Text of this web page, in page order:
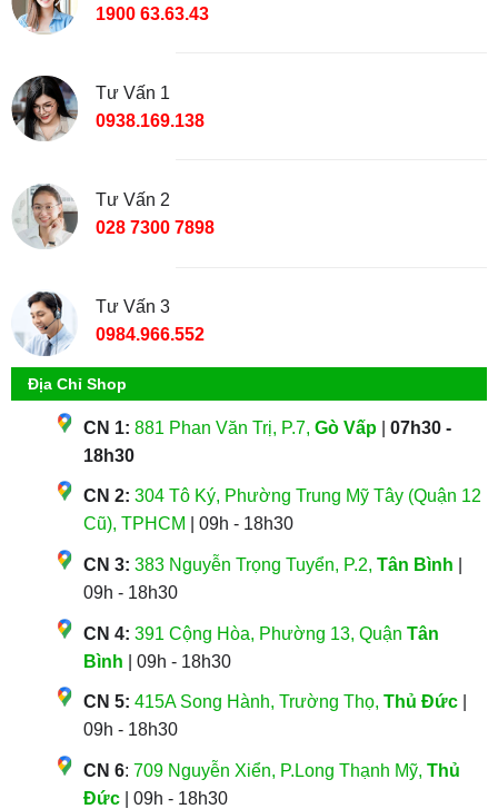
1900 63.63.43
Tư Vấn 1
0938.169.138
Tư Vấn 2
028 7300 7898
Tư Vấn 3
0984.966.552
Địa Chỉ Shop
CN 1: 881 Phan Văn Trị, P.7, Gò Vấp| 07h30 -
18h30
CN 2: 304 Tô Ký, Phường Trung Mỹ Tây (Quận 12
Cũ), TPHCM
| 09h - 18h30
CN 3: 383 Nguyễn Trọng Tuyển, P.2, Tân Bình
09h - 18h30
CN 4: 391 Cộng Hòa, Phường 13, Quận Tân
Bình | 09h - 18h30
CN 5: 415A Song Hành, Trường Thọ, Thủ Đức|
09h - 18h30
CN 6: 709 Nguyễn Xiển, P.Long Thạnh Mỹ, Thủ
Đức| 09h - 18h30